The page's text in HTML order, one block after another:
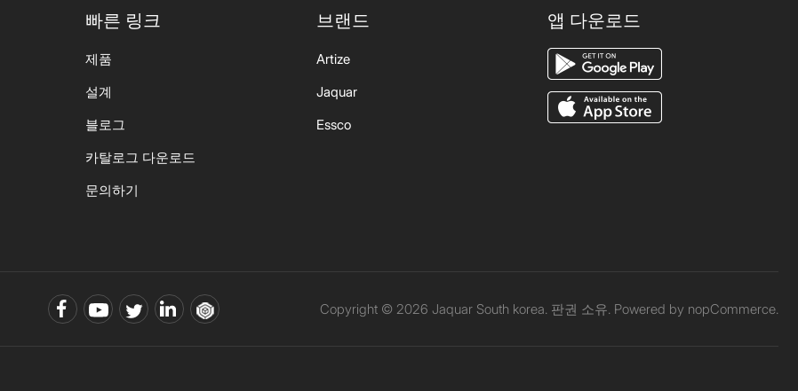
빠른 링크
제품
설계
블로그
카탈로그 다운로드
문의하기
브랜드
Artize
Jaquar
Essco
앱 다운로드
Copyright © 2026 Jaquar South korea. 판권 소유. Powered by nopCommerce.